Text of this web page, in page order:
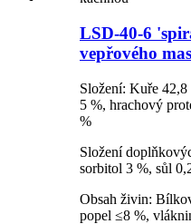
LSD-40-6
vepřového
Složení: Kuře
5 %, hrachový
%
Složení
sorbitol 3 %, sůl
Obsah živin:
popel ≤8 %,